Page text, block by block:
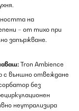
на
– от тихо при
запържване.
Tron Ambience
с външно отвеждане
без
неутрализира